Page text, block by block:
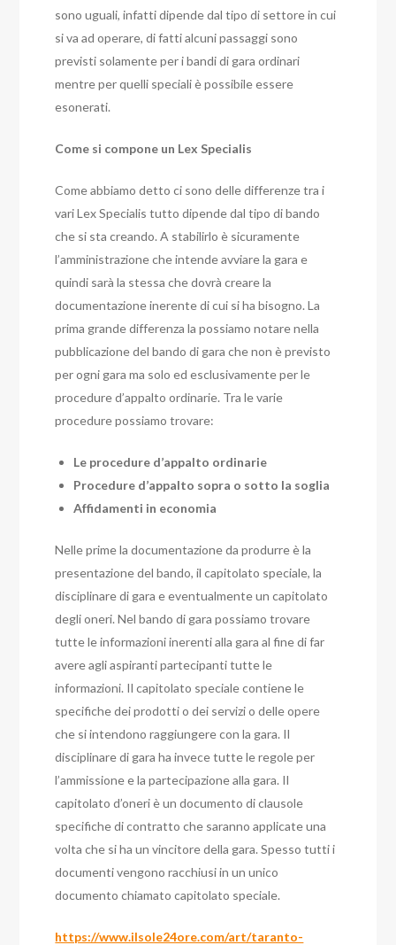
sono uguali, infatti dipende dal tipo di settore in cui
si va ad operare, di fatti alcuni passaggi sono
previsti solamente per i bandi di gara ordinari
mentre per quelli speciali è possibile essere
esonerati.
Come si compone un Lex Specialis
Come abbiamo detto ci sono delle differenze tra i
vari Lex Specialis tutto dipende dal tipo di bando
che si sta creando. A stabilirlo è sicuramente
l’amministrazione che intende avviare la gara e
quindi sarà la stessa che dovrà creare la
documentazione inerente di cui si ha bisogno. La
prima grande differenza la possiamo notare nella
pubblicazione del bando di gara che non è previsto
per ogni gara ma solo ed esclusivamente per le
procedure d’appalto ordinarie. Tra le varie
procedure possiamo trovare:
Le procedure d’appalto ordinarie
Procedure d’appalto sopra o sotto la soglia
Affidamenti in economia
Nelle prime la documentazione da produrre è la
presentazione del bando, il capitolato speciale, la
disciplinare di gara e eventualmente un capitolato
degli oneri. Nel bando di gara possiamo trovare
tutte le informazioni inerenti alla gara al fine di far
avere agli aspiranti partecipanti tutte le
informazioni. Il capitolato speciale contiene le
specifiche dei prodotti o dei servizi o delle opere
che si intendono raggiungere con la gara. Il
disciplinare di gara ha invece tutte le regole per
l’ammissione e la partecipazione alla gara. Il
capitolato d’oneri è un documento di clausole
specifiche di contratto che saranno applicate una
volta che si ha un vincitore della gara.Spesso tutti i
documenti vengono racchiusi in un unico
documento chiamato capitolato speciale.
https://www.ilsole24ore.com/art/taranto-